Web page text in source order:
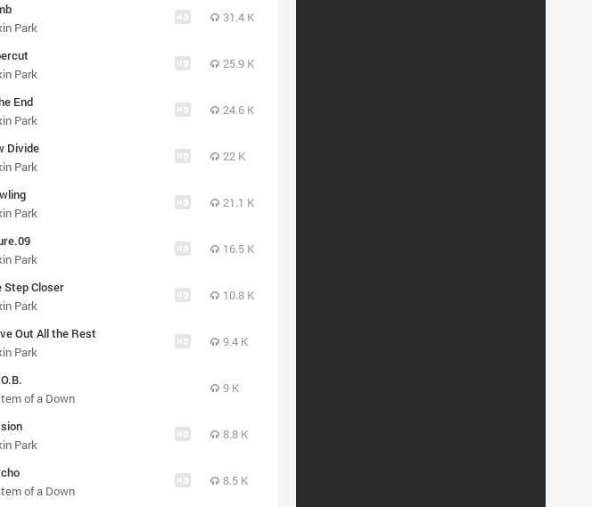
Park
31.4 K
Park
25.9 K
End
Park
24.6 K
Divide
Park
22 K
Park
21.1 K
Park
16.5 K
Step Closer
Park
10.8 K
Out All the Rest
Park
9.4 K
of a Down
9 K
Park
8.8 K
of a Down
8.5 K